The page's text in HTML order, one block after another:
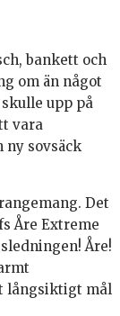
bankett och
om än något
upp på
vara
ny sovsäck
Det
Åre Extreme
Åre!
långsiktigt mål